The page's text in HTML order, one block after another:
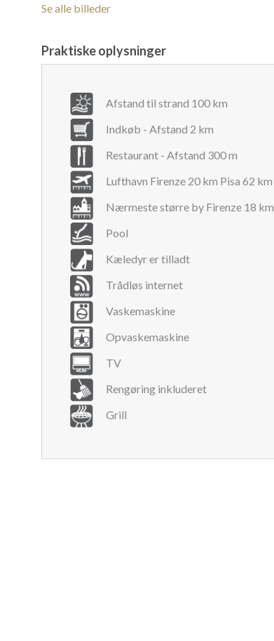
Se alle billeder
Praktiske oplysninger
Afstand til strand 100 km
Indkøb - Afstand 2 km
Restaurant - Afstand 300 m
Lufthavn Firenze 20 km Pisa 62 km
Nærmeste større by Firenze 18 km
Pool
Kæledyr er tilladt
Trådløs internet
Vaskemaskine
Opvaskemaskine
TV
Rengøring inkluderet
Grill